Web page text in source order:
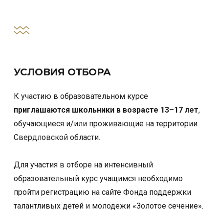
УСЛОВИЯ ОТБОРА
К участию в образовательном курсе
приглашаются школьники в возрасте 13–17 лет,
обучающиеся и/или проживающие на территории
Свердловской области.
Для участия в отборе на интенсивный
образовательный курс учащимся необходимо
пройти регистрацию на сайте Фонда поддержки
талантливых детей и молодежи «Золотое сечение».